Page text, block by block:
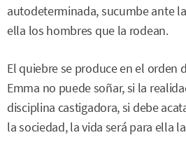
autodeterminada, sucumbe ante
ella los hombres que la rodean.
El quiebre se produce en el orden
Emma no puede soñar, si la
disciplina castigadora, si debe
la sociedad, la vida será para ella